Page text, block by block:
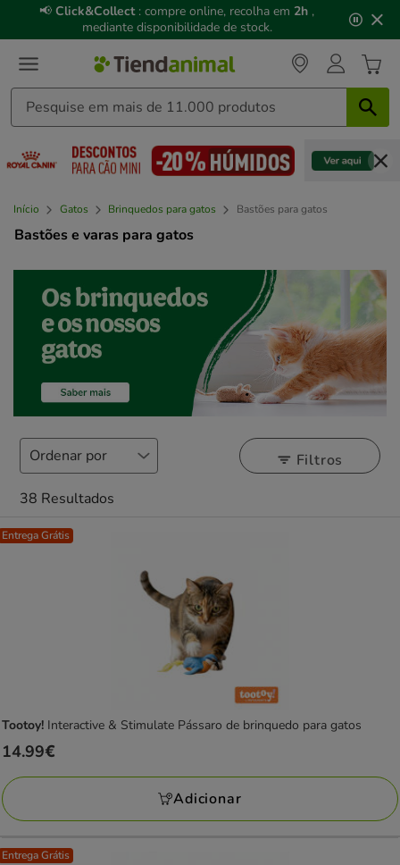
3,
mensagem,
📢 Click&Collect : compre online, recolha em 2h ,
mediante disponibilidade de stock.
Início Gatos Brinquedos para gatos Bastões para gatos
Bastões e varas para gatos
Filtros
38 Resultados
Entrega Grátis
Tootoy! Interactive & Stimulate Pássaro de brinquedo para gatos
Preço
14.99€
14.99€
Adicionar
Entrega Grátis